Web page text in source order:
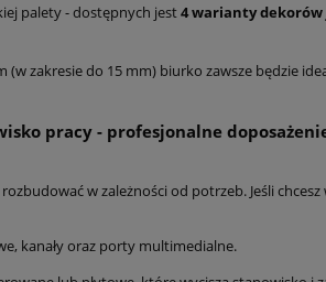
palety - dostępnych jest4 warianty
zakresie do 15 mm) biurko zawsze będzie
pracy - profesjonalne
w zależności od potrzeb. Jeśli
kanały oraz porty multimedialne.